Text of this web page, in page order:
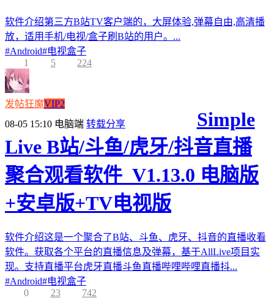
软件介绍第三方B站TV客户端的，大屏体验,弹幕自由,高清播
放，适用手机/电视/盒子刷B站的用户。...
#Android#电视盒子
1
5 224
发帖狂魔VIP2
08-05 15:10 电脑端 转载分享
Simple
Live B站/斗鱼/虎牙/抖音直播
聚合观看软件_V1.13.0 电脑版
+安卓版+TV电视版
软件介绍这是一个聚合了B站、斗鱼、虎牙、抖音的直播收看
软件。获取各个平台的直播信息及弹幕，基于AllLive项目实
现。支持直播平台虎牙直播斗鱼直播哔哩哔哩直播抖...
#Android#电视盒子
0
23 742